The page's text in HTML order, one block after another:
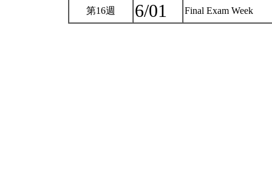
第16週 6/01 Final Exam Week